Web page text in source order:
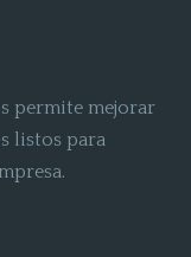
permite mejorar
listos para